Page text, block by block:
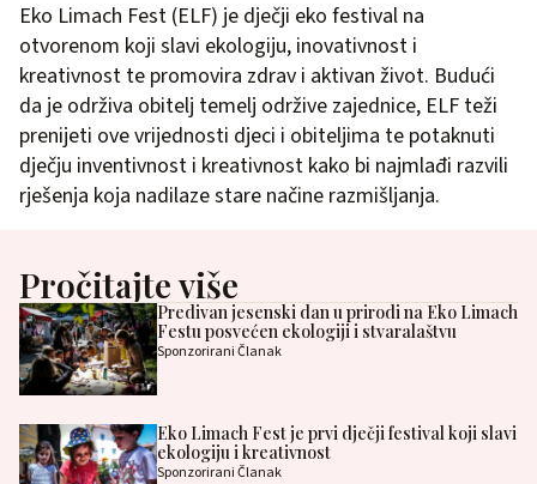
Eko Limach Fest (ELF) je dječji eko festival na
otvorenom koji slavi ekologiju, inovativnost i
kreativnost te promovira zdrav i aktivan život. Budući
da je održiva obitelj temelj održive zajednice, ELF teži
prenijeti ove vrijednosti djeci i obiteljima te potaknuti
dječju inventivnost i kreativnost kako bi najmlađi razvili
rješenja koja nadilaze stare načine razmišljanja.
Pročitajte više
Predivan jesenski dan u prirodi na Eko Limach
Festu posvećen ekologiji i stvaralaštvu
Sponzorirani Članak
Eko Limach Fest je prvi dječji festival koji slavi
ekologiju i kreativnost
Sponzorirani Članak